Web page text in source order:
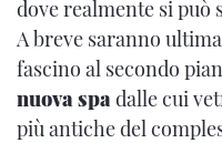
dove realmente si può
A breve saranno
fascino al secondo
nuova spa dalle cui
più antiche del